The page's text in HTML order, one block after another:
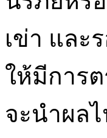
เข่า และ
ให้มีการ
จะนำผล